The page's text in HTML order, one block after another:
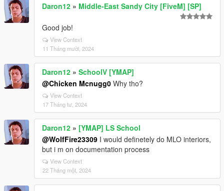
Daron12 » Middle-East Sandy City [FiveM] [SP]
Good job!
View Context
11 Tháng mười, 2024
Daron12 » SchoolV [YMAP]
@Chicken Mcnugg0 Why tho?
View Context
17 Tháng tư, 2024
Daron12 » [YMAP] LS School
@WolfFire23309 I would definetely do MLO interiors,
but i m on documentation process
View Context
22 Tháng một, 2024